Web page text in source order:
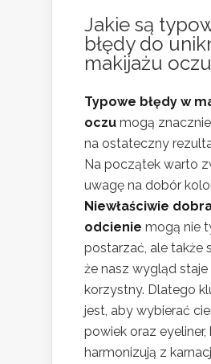
Jakie są
błędy do
makijażu
Typowe błędy w
oczu mogą
na ostateczny
Na początek warto
uwagę na dobór
Niewłaściwie
odcienie mogą nie
postarzać, ale także
że nasz wygląd staje
korzystny. Dlatego
jest, aby wybierać
powiek oraz eyeliner,
harmonizują z